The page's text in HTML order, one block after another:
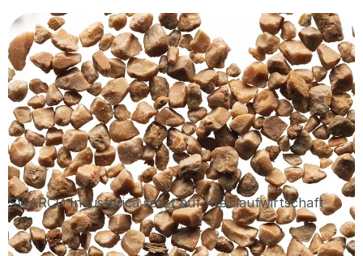
SWARCO Indusferica setzt auf Kreislaufwirtschaft